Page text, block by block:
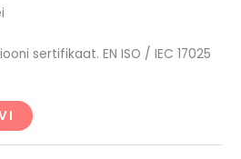
sertifikaat. EN ISO / IEC 17025